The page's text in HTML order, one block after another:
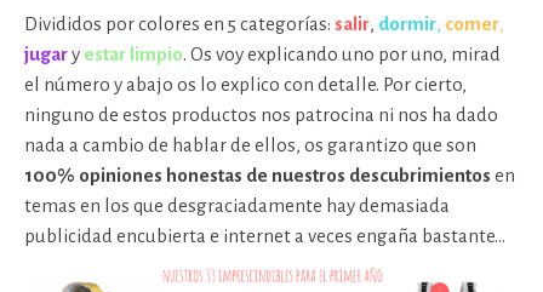
Divididos por colores en 5 categorías: salir, dormir, comer,
jugary estar limpio. Os voy explicando uno por uno, mirad
el número y abajo os lo explico con detalle. Por cierto,
ninguno de estos productos nos patrocina ni nos ha dado
nada a cambio de hablar de ellos, os garantizo que son
100% opiniones honestas de nuestros descubrimientos en
temas en los que desgraciadamente hay demasiada
publicidad encubierta e internet a veces engaña bastante…